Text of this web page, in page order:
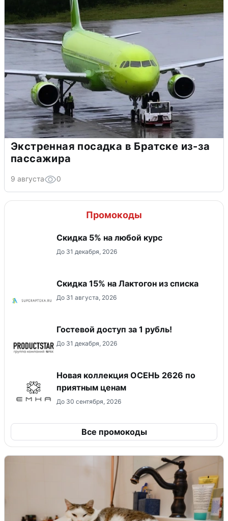
Экстренная посадка в Братске из-за
пассажира
9 августа 0
Промокоды
Скидка 5% на любой курс
До 31 декабря, 2026
Скидка 15% на Лактогон из списка
До 31 августа, 2026
Гостевой доступ за 1 рубль!
До 31 декабря, 2026
Новая коллекция ОСЕНЬ 2626 по
приятным ценам
До 30 сентября, 2026
Все промокоды